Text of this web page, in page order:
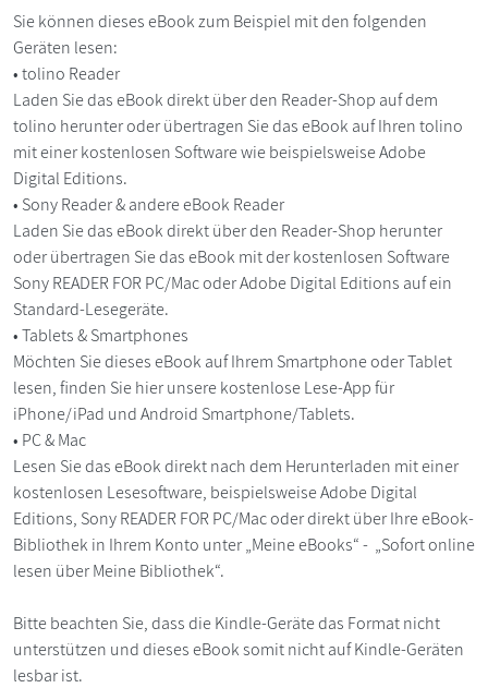
Sie können dieses eBook zum Beispiel mit den folgenden
Geräten lesen:
• tolino Reader
Laden Sie das eBook direkt über den Reader-Shop auf dem
tolino herunter oder übertragen Sie das eBook auf Ihren tolino
mit einer kostenlosen Software wie beispielsweise Adobe
Digital Editions.
• Sony Reader & andere eBook Reader
Laden Sie das eBook direkt über den Reader-Shop herunter
oder übertragen Sie das eBook mit der kostenlosen Software
Sony READER FOR PC/Mac oder Adobe Digital Editions auf ein
Standard-Lesegeräte.
• Tablets & Smartphones
Möchten Sie dieses eBook auf Ihrem Smartphone oder Tablet
lesen, finden Sie hier unsere kostenlose Lese-App für
iPhone/iPad und Android Smartphone/Tablets.
• PC & Mac
Lesen Sie das eBook direkt nach dem Herunterladen mit einer
kostenlosen Lesesoftware, beispielsweise Adobe Digital
Editions, Sony READER FOR PC/Mac oder direkt über Ihre eBook-
Bibliothek in Ihrem Konto unter „Meine eBooks“ - „Sofort online
lesen über Meine Bibliothek“.
Bitte beachten Sie, dass die Kindle-Geräte das Format nicht
unterstützen und dieses eBook somit nicht auf Kindle-Geräten
lesbar ist.